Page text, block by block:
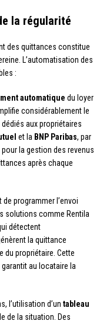
la régularité
des quittances constitue
L’automatisation des
:
automatique du loyer
considérablement le
aux propriétaires
et la BNP Paribas, par
la gestion des revenus
après chaque
de programmer l’envoi
solutions comme Rentila
détectent
la quittance
du propriétaire. Cette
au locataire la
l’utilisation d’un tableau
de la situation. Des